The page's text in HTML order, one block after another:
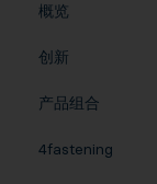
概览
创新
产品组合
4fastening